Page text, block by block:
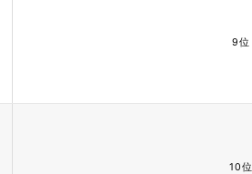
9位
10位